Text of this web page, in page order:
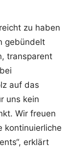
zu haben
gebündelt
transparent
auf das
uns kein
Wir freuen
kontinuierliche
erklärt